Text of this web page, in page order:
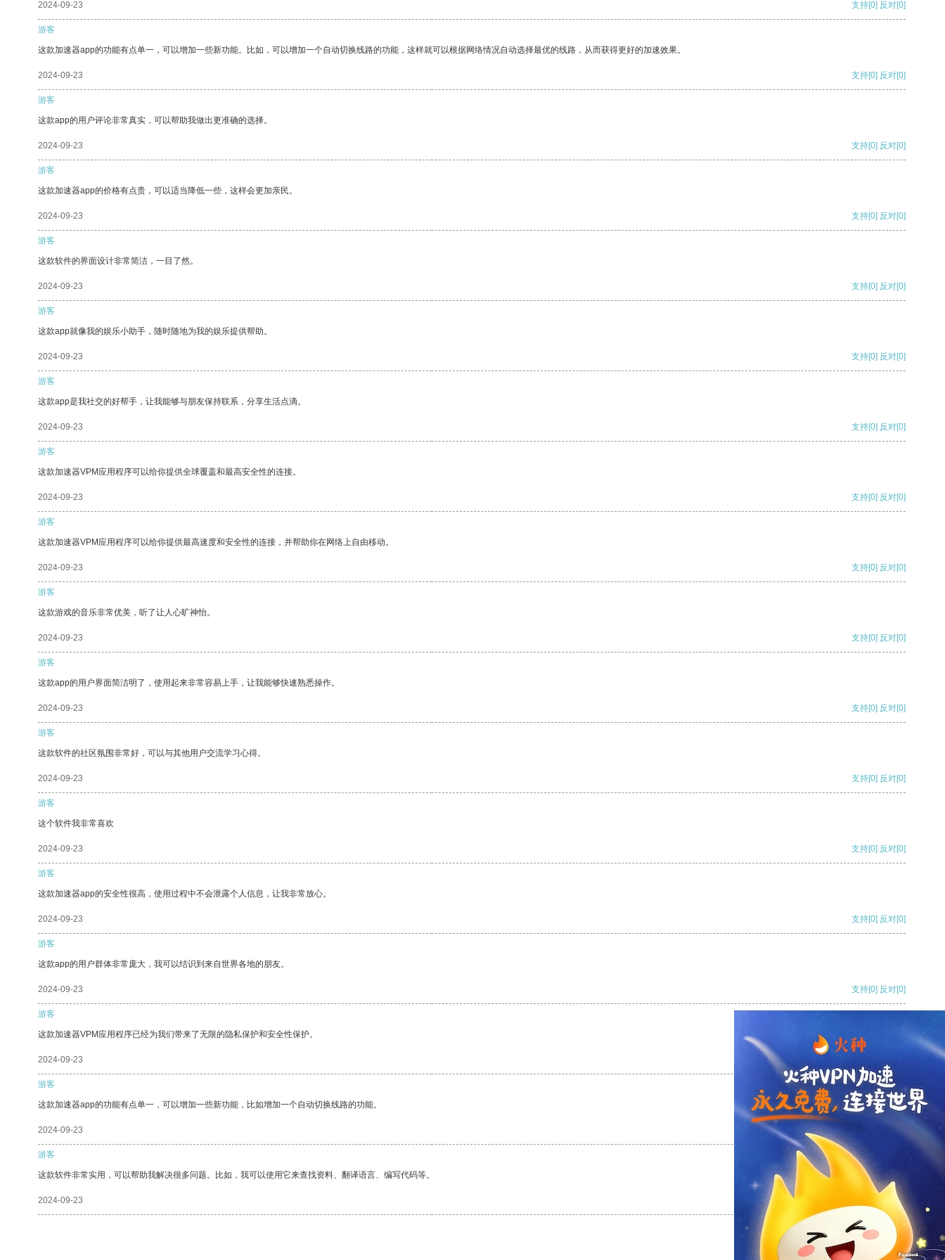
2024-09-23 支持[0] 反对[0]
游客
这款加速器app的功能有点单一，可以增加一些新功能。比如，可以增加一个自动切换线路的功能，这样就可以根据网络情况自动选择最优的线路，从而获得更好的加速效果。
2024-09-23 支持[0] 反对[0]
游客
这款app的用户评论非常真实，可以帮助我做出更准确的选择。
2024-09-23 支持[0] 反对[0]
游客
这款加速器app的价格有点贵，可以适当降低一些，这样会更加亲民。
2024-09-23 支持[0] 反对[0]
游客
这款软件的界面设计非常简洁，一目了然。
2024-09-23 支持[0] 反对[0]
游客
这款app就像我的娱乐小助手，随时随地为我的娱乐提供帮助。
2024-09-23 支持[0] 反对[0]
游客
这款app是我社交的好帮手，让我能够与朋友保持联系，分享生活点滴。
2024-09-23 支持[0] 反对[0]
游客
这款加速器VPM应用程序可以给你提供全球覆盖和最高安全性的连接。
2024-09-23 支持[0] 反对[0]
游客
这款加速器VPM应用程序可以给你提供最高速度和安全性的连接，并帮助你在网络上自由移动。
2024-09-23 支持[0] 反对[0]
游客
这款游戏的音乐非常优美，听了让人心旷神怡。
2024-09-23 支持[0] 反对[0]
游客
这款app的用户界面简洁明了，使用起来非常容易上手，让我能够快速熟悉操作。
2024-09-23 支持[0] 反对[0]
游客
这款软件的社区氛围非常好，可以与其他用户交流学习心得。
2024-09-23 支持[0] 反对[0]
游客
这个软件我非常喜欢
2024-09-23 支持[0] 反对[0]
游客
这款加速器app的安全性很高，使用过程中不会泄露个人信息，让我非常放心。
2024-09-23 支持[0] 反对[0]
游客
这款app的用户群体非常庞大，我可以结识到来自世界各地的朋友。
2024-09-23 支持[0] 反对[0]
游客
这款加速器VPM应用程序已经为我们带来了无限的隐私保护和安全性保护。
2024-09-23
游客
这款加速器app的功能有点单一，可以增加一些新功能，比如增加一个自动切换线路的功能。
2024-09-23 反对
游客
这款软件非常实用，可以帮助我解决很多问题。比如，我可以使用它来查找资料、翻译语言、编写代码等。
2024-09-23 反对[0]